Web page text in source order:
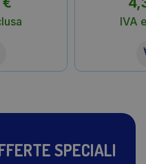
IVA
SPECIALI